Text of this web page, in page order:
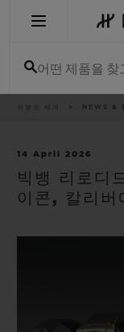
어떤 제품을 찾
NEWS &
14 April 2026
빅뱅 리로디
이콘, 칼리버
신제품